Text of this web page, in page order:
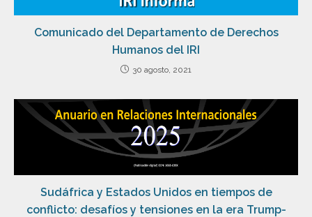
Comunicado del Departamento de Derechos
Humanos del IRI
30 agosto, 2021
Sudáfrica y Estados Unidos en tiempos de
conflicto: desafíos y tensiones en la era Trump-